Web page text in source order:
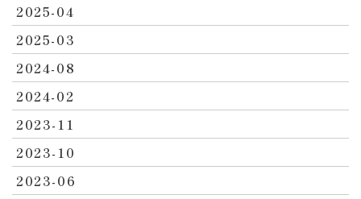
2025-04
2025-03
2024-08
2024-02
2023-11
2023-10
2023-06